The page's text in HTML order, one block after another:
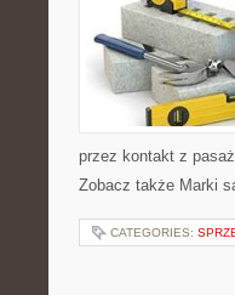
przez kontakt z
Zobacz także Marki
CATEGORIES: